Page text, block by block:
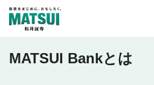
MATSUI Bankとは